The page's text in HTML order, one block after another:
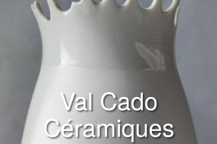
Val Cado
Céramiques